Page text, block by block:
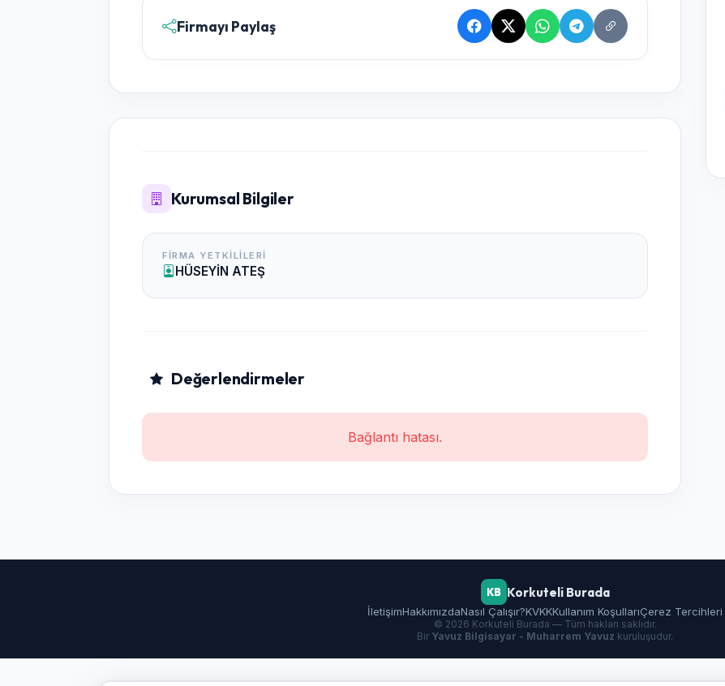
Firmayı Paylaş
Kurumsal Bilgiler
FIRMA YETKILILERI
HÜSEYİN ATEŞ
Değerlendirmeler
Bağlantı hatası.
KB Korkuteli Burada
İletişimHakkımızdaNasıl Çalışır?KVKKKullanım KoşullarıÇerez Tercihleri
© 2026 Korkuteli Burada — Tüm hakları saklıdır.
Bir Yavuz Bilgisayar - Muharrem Yavuz kuruluşudur.